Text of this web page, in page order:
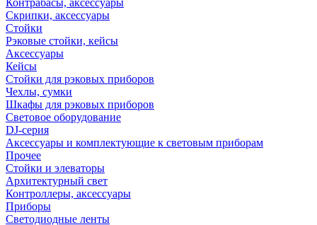
Контрабасы, аксессуары
Скрипки, аксессуары
Стойки
Рэковые стойки, кейсы
Аксессуары
Кейсы
Стойки для рэковых приборов
Чехлы, сумки
Шкафы для рэковых приборов
Световое оборудование
DJ-серия
Аксессуары и комплектующие к световым приборам
Прочее
Стойки и элеваторы
Архитектурный свет
Контроллеры, аксессуары
Приборы
Светодиодные ленты